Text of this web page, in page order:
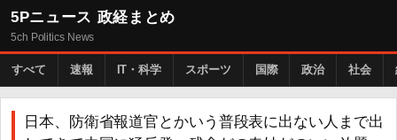
5Pニュース 政経まとめ
5ch Politics News
すべて 速報 IT・科学 スポーツ 国際 政治 社会
日本、防衛省報道官とかいう普段表に出ない人まで出